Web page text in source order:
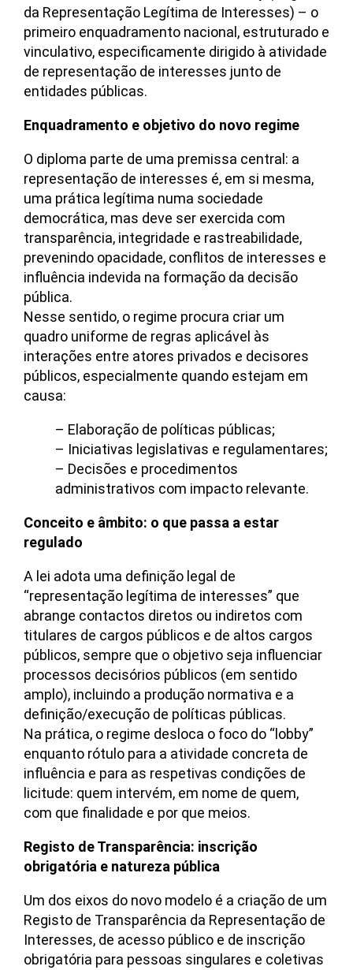
da Representação Legítima de Interesses) – o
primeiro enquadramento nacional, estruturado e
vinculativo, especificamente dirigido à atividade
de representação de interesses junto de
entidades públicas.
Enquadramento e objetivo do novo regime
O diploma parte de uma premissa central: a
representação de interesses é, em si mesma,
uma prática legítima numa sociedade
democrática, mas deve ser exercida com
transparência, integridade e rastreabilidade,
prevenindo opacidade, conflitos de interesses e
influência indevida na formação da decisão
pública.
Nesse sentido, o regime procura criar um
quadro uniforme de regras aplicável às
interações entre atores privados e decisores
públicos, especialmente quando estejam em
causa:
– Elaboração de políticas públicas;
– Iniciativas legislativas e regulamentares;
– Decisões e procedimentos
administrativos com impacto relevante.
Conceito e âmbito: o que passa a estar
regulado
A lei adota uma definição legal de
“representação legítima de interesses” que
abrange contactos diretos ou indiretos com
titulares de cargos públicos e de altos cargos
públicos, sempre que o objetivo seja influenciar
processos decisórios públicos (em sentido
amplo), incluindo a produção normativa e a
definição/execução de políticas públicas.
Na prática, o regime desloca o foco do “lobby”
enquanto rótulo para a atividade concreta de
influência e para as respetivas condições de
licitude: quem intervém, em nome de quem,
com que finalidade e por que meios.
Registo de Transparência: inscrição
obrigatória e natureza pública
Um dos eixos do novo modelo é a criação de um
Registo de Transparência da Representação de
Interesses, de acesso público e de inscrição
obrigatória para pessoas singulares e coletivas